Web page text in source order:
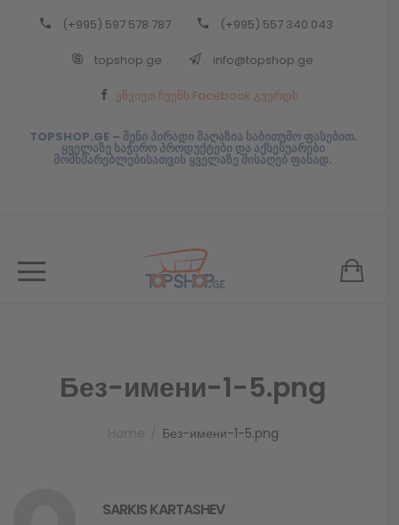
(+995) 597 578 787 (+995) 557 340 043
topshop.ge info@topshop.ge
ეწვიეთ ჩვენს Facebook გვერდს
TOPSHOP.GE – შენი პირადი მაღაზია საბითუმო ფასებით.
ყველაზე საჭირო პროდუქტები და აქსესუარები
მომხმარებლებისათვის ყველაზე მისაღებ ფასად.
Без-имени-1-5.png
Без-имени-1-5.png
SARKIS KARTASHEV
Back